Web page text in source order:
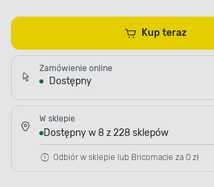
Kup teraz
Zamówienie online
Dostępny
W sklepie
Dostępny w 8 z 228 sklepów
Odbiór w sklepie lub Bricomacie za 0 zł